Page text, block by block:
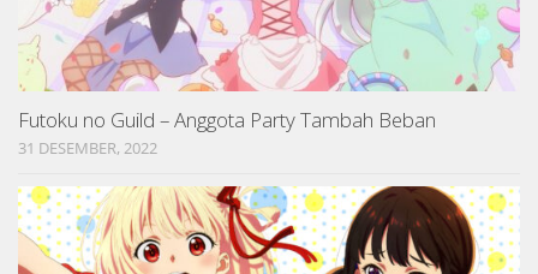
Futoku no Guild – Anggota Party Tambah Beban
31 DESEMBER, 2022